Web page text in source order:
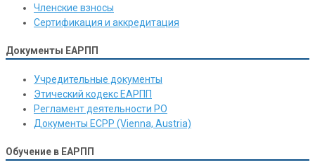
Членские взносы
Сертификация и аккредитация
Документы ЕАРПП
Учредительные документы
Этический кодекс ЕАРПП
Регламент деятельности РО
Документы ЕСРР (Vienna, Austria)
Обучение в ЕАРПП